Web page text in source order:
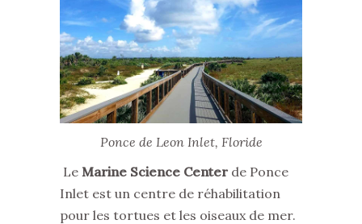
Ponce de Leon Inlet, Floride
Le Marine Science Center de Ponce
Inlet est un centre de réhabilitation
pour les tortues et les oiseaux de mer.